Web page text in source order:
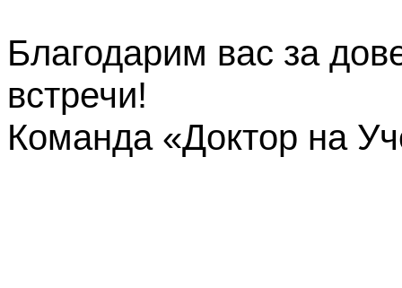
Благодарим вас за
встречи!
Команда «Доктор на